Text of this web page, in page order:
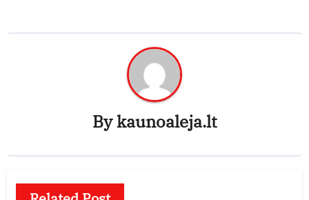
Bykaunoaleja.lt